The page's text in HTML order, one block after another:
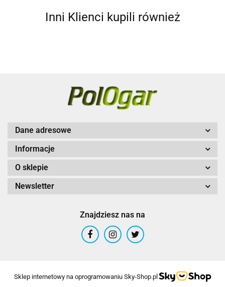
Inni Klienci kupili również
Dane adresowe
Informacje
O sklepie
Newsletter
Znajdziesz nas na
Sklep internetowy na oprogramowaniu Sky-Shop.pl